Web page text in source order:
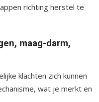
richting herstel te
maag-darm,
klachten zich kunnen
wat je merkt en